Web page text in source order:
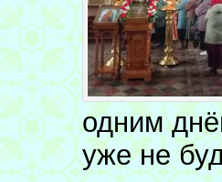
одним
уже не